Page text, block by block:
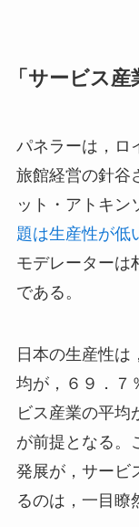
「サービス
パネラーは，ロ
旅館経営の針谷
ット・アトキン
題は生産性が低
モデレーターは
である。
日本の生産性は
均が，６９．７
ビス産業の平均
が前提となる。
発展が，サービ
るのは，一目瞭